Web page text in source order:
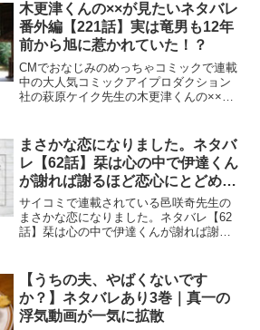
木更津くんの××が見たいネタバレ
番外編【221話】実は竜男も12年
前から旭に惹かれていた！？
CMでおなじみのめっちゃコミックで連載
中の大人気コミックアイプロダクション
社の萩原ケイク先生の木更津くんの××が
まさかな恋になりました。ネタバ
レ【62話】栞は心の中で伊達くん
が謝れば謝るほど恋心にとどめを
刺されて
サイコミで連載されている邑咲奇先生の
まさかな恋になりました。ネタバレ【62
話】栞は心の中で伊達くんが謝れば謝る
【うちの夫、やばくないです
か？】ネタバレあり3巻｜真一の
浮気動画が一気に拡散